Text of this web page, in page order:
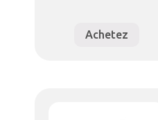
Achetez